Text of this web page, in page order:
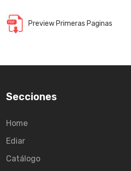
Preview Primeras Paginas
Secciones
Home
Ediar
Catálogo